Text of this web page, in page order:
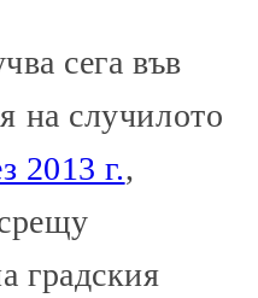
сега във
на случилото
2013 г.,
градския